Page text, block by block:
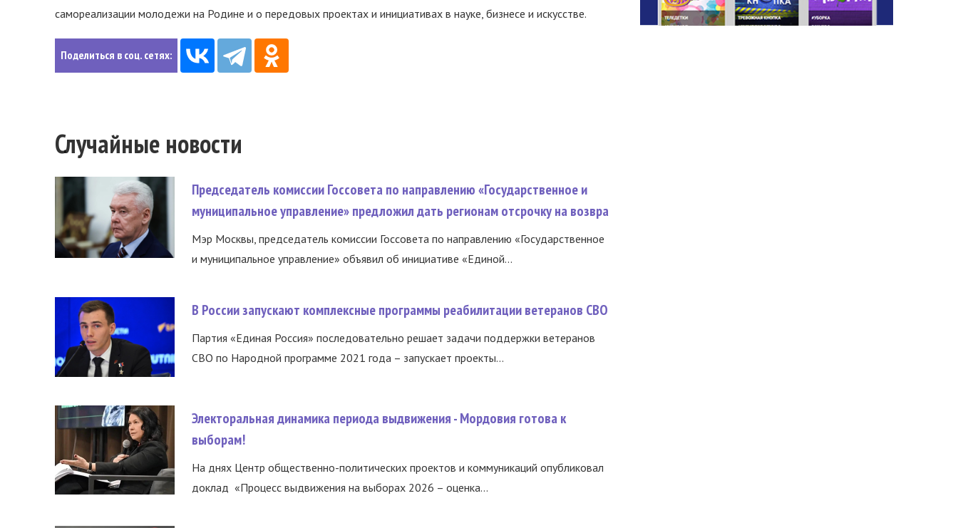
самореализации молодежи на Родине и о передовых проектах и инициативах в науке, бизнесе и искусстве.
Поделиться в соц. сетях:
Случайные новости
Председатель комиссии Госсовета по направлению «Государственное и
муниципальное управление» предложил дать регионам отсрочку на возвра
Мэр Москвы, председатель комиссии Госсовета по направлению «Государственное
и муниципальное управление» объявил об инициативе «Единой...
В России запускают комплексные программы реабилитации ветеранов СВО
Партия «Единая Россия» последовательно решает задачи поддержки ветеранов
СВО по Народной программе 2021 года – запускает проекты...
Электоральная динамика периода выдвижения - Мордовия готова к
выборам!
На днях Центр общественно-политических проектов и коммуникаций опубликовал
доклад «Процесс выдвижения на выборах 2026 – оценка...